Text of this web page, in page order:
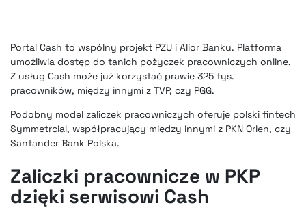
Portal Cash to wspólny projekt PZU i Alior Banku. Platforma
umożliwia dostęp do tanich pożyczek pracowniczych online.
Z usług Cash może już korzystać prawie 325 tys.
pracowników, między innymi z TVP, czy PGG.
Podobny model zaliczek pracowniczych oferuje polski fintech
Symmetrcial, współpracujący między innymi z PKN Orlen, czy
Santander Bank Polska.
Zaliczki pracownicze w PKP
dzięki serwisowi Cash